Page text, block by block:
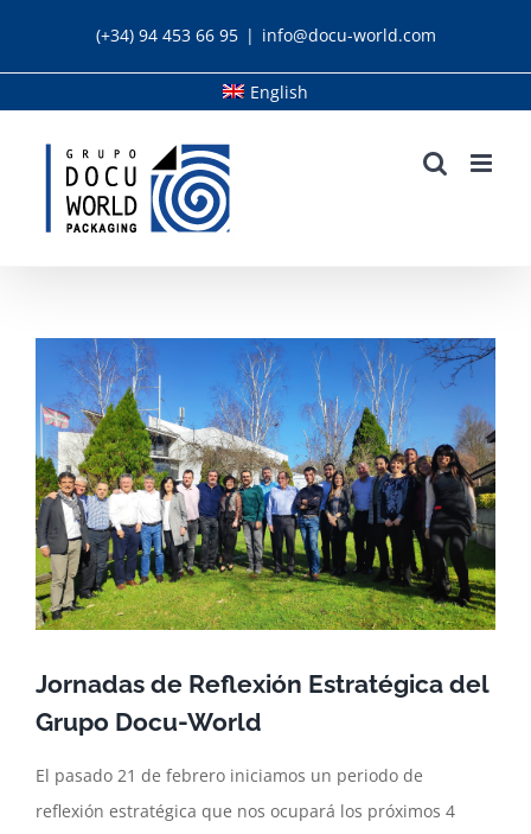
(+34) 94 453 66 95 | info@docu-world.com
English
Jornadas de Reflexión Estratégica del
Grupo Docu-World
El pasado 21 de febrero iniciamos un periodo de
reflexión estratégica que nos ocupará los próximos 4